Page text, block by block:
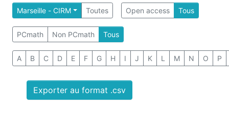
Marseille - CIRM Toutes Open access Tous
PCmath Non PCmath Tous
A B C D E F G H I J K L M N O P
Exporter au format .csv